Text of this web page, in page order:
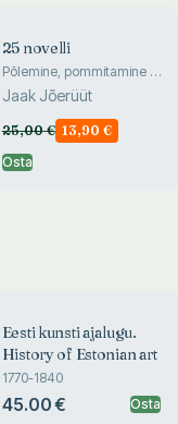
Liiduga ühinemisel
25 novelli
Põlemine, pommitamine ja
teisi lugusid
Jaak Jõerüüt
25,00 € 13,90 €
Osta
Eesti kunsti ajalugu.
History of Estonian art
1770-1840
45.00 € Osta